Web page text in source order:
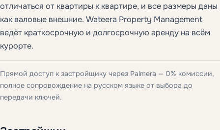
отличаться от квартиры к квартире, и все размеры даны
как валовые внешние. Wateera Property Management
ведёт краткосрочную и долгосрочную аренду на всём
курорте.
Прямой доступ к застройщику через Palmera — 0% комиссии,
полное сопровождение на русском языке от выбора до
передачи ключей.